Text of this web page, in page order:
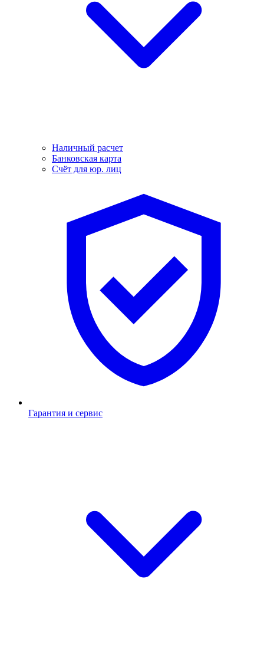
Наличный расчет
Банковская карта
Счёт для юр. лиц
Гарантия и сервис